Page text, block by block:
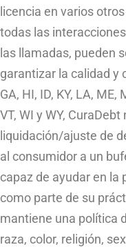
licencia en varios
todas las
las llamadas, pueden
garantizar la calidad y
GA, HI, ID, KY, LA, ME,
VT, WI y WY,
liquidación/ajuste de
al consumidor a un
capaz de ayudar en la
como parte de su
mantiene una política
raza, color, religión,